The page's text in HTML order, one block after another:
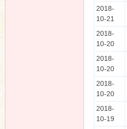
2018-
10-21
2018-
10-20
2018-
10-20
2018-
10-20
2018-
10-19